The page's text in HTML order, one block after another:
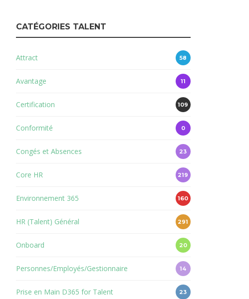
CATÉGORIES TALENT
Attract 58
Avantage 11
Certification 109
Conformité 0
Congés et Absences 23
Core HR 219
Environnement 365 160
HR (Talent) Général 291
Onboard 20
Personnes/Employés/Gestionnaire 14
Prise en Main D365 for Talent 23